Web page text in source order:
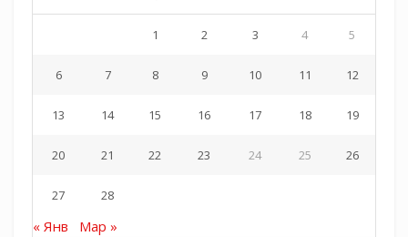
1 2 3 4 5
6 7 8 9 10 11 12
13 14 15 16 17 18 19
20 21 22 23 24 25 26
27 28
« Янв Мар »